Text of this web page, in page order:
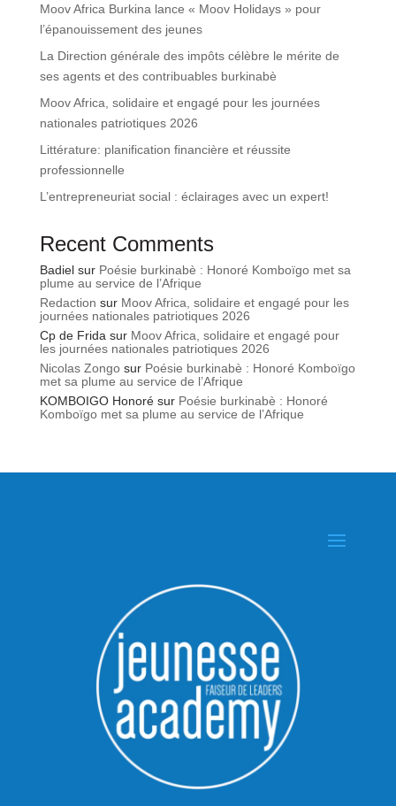
Moov Africa Burkina lance « Moov Holidays » pour
l’épanouissement des jeunes
La Direction générale des impôts célèbre le mérite de
ses agents et des contribuables burkinabè
Moov Africa, solidaire et engagé pour les journées
nationales patriotiques 2026
Littérature: planification financière et réussite
professionnelle
L’entrepreneuriat social : éclairages avec un expert!
Recent Comments
Badielsur Poésie burkinabè : Honoré Komboïgo met sa
plume au service de l’Afrique
Redaction sur Moov Africa, solidaire et engagé pour les
journées nationales patriotiques 2026
Cp de Frida sur Moov Africa, solidaire et engagé pour
les journées nationales patriotiques 2026
Nicolas Zongosur Poésie burkinabè : Honoré Komboïgo
met sa plume au service de l’Afrique
KOMBOIGO Honorésur Poésie burkinabè : Honoré
Komboïgo met sa plume au service de l’Afrique